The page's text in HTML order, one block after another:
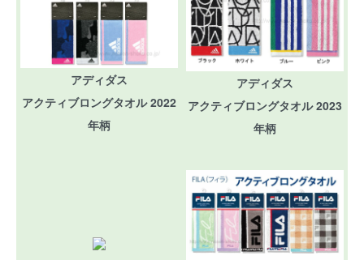
アディダス
アクティブロングタオル 2022
年柄
アディダス
アクティブロングタオル 2023
年柄